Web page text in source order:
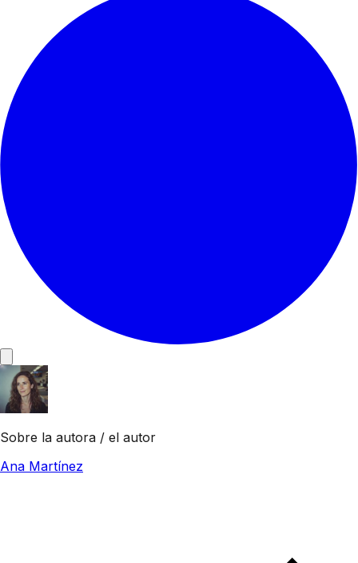
Sobre la autora / el autor
Ana Martínez